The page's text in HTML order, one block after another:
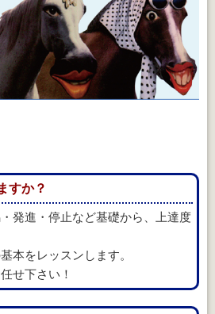
すか？
発進・停止など基礎から、上達度
本をレッスンします。
せ下さい！